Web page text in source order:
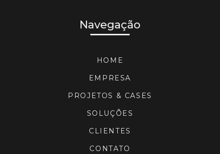
Navegação
HOME
EMPRESA
PROJETOS & CASES
SOLUÇÕES
CLIENTES
CONTATO